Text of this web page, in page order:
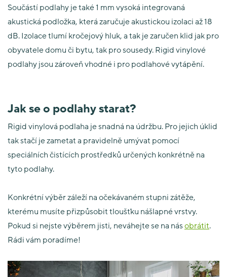
Součástí podlahy je také 1 mm vysoká integrovaná
akustická podložka, která zaručuje akustickou izolaci až 18
dB. Izolace tlumí kročejový hluk, a tak je zaručen klid jak pro
obyvatele domu či bytu, tak pro sousedy. Rigid vinylové
podlahy jsou zároveň vhodné i pro podlahové vytápění.
Jak se o podlahy starat?
Rigid vinylová podlaha je snadná na údržbu. Pro jejich úklid
tak stačí je zametat a pravidelně umývat pomocí
speciálních čistících prostředků určených konkrétně na
tyto podlahy.
Konkrétní výběr záleží na očekávaném stupni zátěže,
kterému musíte přizpůsobit tloušťku nášlapné vrstvy.
Pokud si nejste výběrem jisti, neváhejte se na násobrátit.
Rádi vám poradíme!